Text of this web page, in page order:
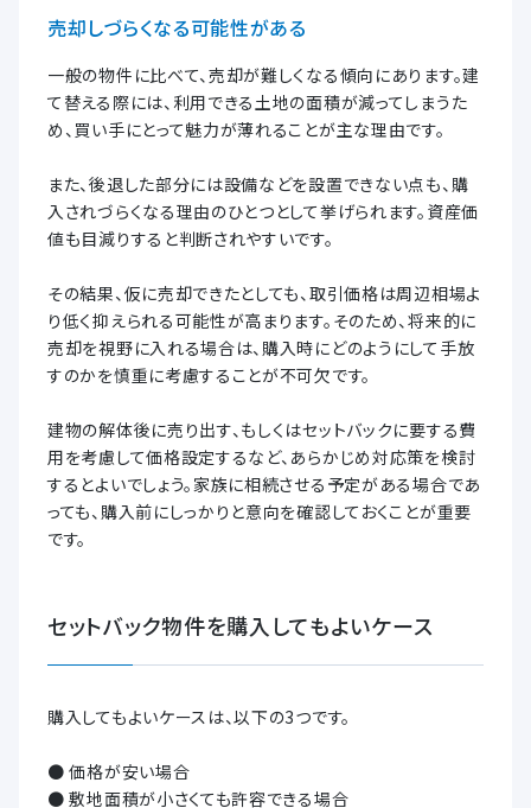
売却しづらくなる可能性がある
一般の物件に比べて、売却が難しくなる傾向にあります。建
て替える際には、利用できる土地の面積が減ってしまうた
め、買い手にとって魅力が薄れることが主な理由です。
また、後退した部分には設備などを設置できない点も、購
入されづらくなる理由のひとつとして挙げられます。資産価
値も目減りすると判断されやすいです。
その結果、仮に売却できたとしても、取引価格は周辺相場よ
り低く抑えられる可能性が高まります。そのため、将来的に
売却を視野に入れる場合は、購入時にどのようにして手放
すのかを慎重に考慮することが不可欠です。
建物の解体後に売り出す、もしくはセットバックに要する費
用を考慮して価格設定するなど、あらかじめ対応策を検討
するとよいでしょう。家族に相続させる予定がある場合であ
っても、購入前にしっかりと意向を確認しておくことが重要
です。
セットバック物件を購入してもよいケース
購入してもよいケースは、以下の3つです。
● 価格が安い場合
● 敷地面積が小さくても許容できる場合